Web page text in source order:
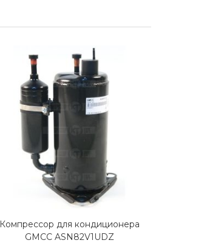
Компрессор для кондиционера
GMCC ASN82V1UDZ